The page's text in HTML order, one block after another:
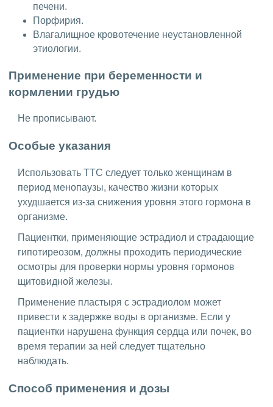
печени.
Порфирия.
Влагалищное кровотечение неустановленной
этиологии.
Применение при беременности и
кормлении грудью
Не прописывают.
Особые указания
Использовать ТТС следует только женщинам в
период менопаузы, качество жизни которых
ухудшается из-за снижения уровня этого гормона в
организме.
Пациентки, применяющие эстрадиол и страдающие
гипотиреозом, должны проходить периодические
осмотры для проверки нормы уровня гормонов
щитовидной железы.
Применение пластыря с эстрадиолом может
привести к задержке воды в организме. Если у
пациентки нарушена функция сердца или почек, во
время терапии за ней следует тщательно
наблюдать.
Способ применения и дозы